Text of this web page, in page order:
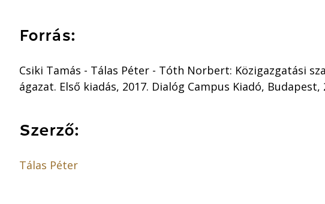
Forrás:
Csiki Tamás - Tálas Péter - Tóth Norbert: Közigazgatási
ágazat. Első kiadás, 2017. Dialóg Campus Kiadó, Budapest,
Szerző:
Tálas Péter